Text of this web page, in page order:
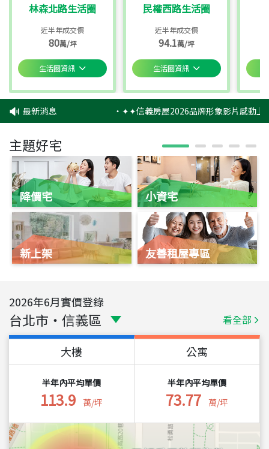
林森北路生活圈
近半年成交價
80萬/坪
生活圈資訊
民權西路生活圈
近半年成交價
94.1萬/坪
生活圈資訊
最新消息 ‧✦✦信義房屋2026品牌形象影片感動上
主題好宅
降價宅
新上架
小資宅
友善租屋專區
2026年6月實價登錄
台北市 ・ 信義區 看全部
大樓
半年內平均單價
113.9 萬/坪
公寓
半年內平均單價
73.77 萬/坪